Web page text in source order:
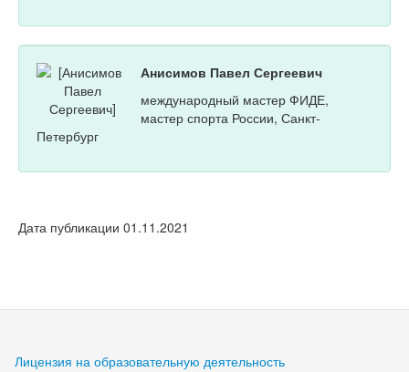
Анисимов Павел Сергеевич
международный мастер ФИДЕ,
мастер спорта России, Санкт-
Петербург
Дата публикации 01.11.2021
Лицензия на образовательную деятельность